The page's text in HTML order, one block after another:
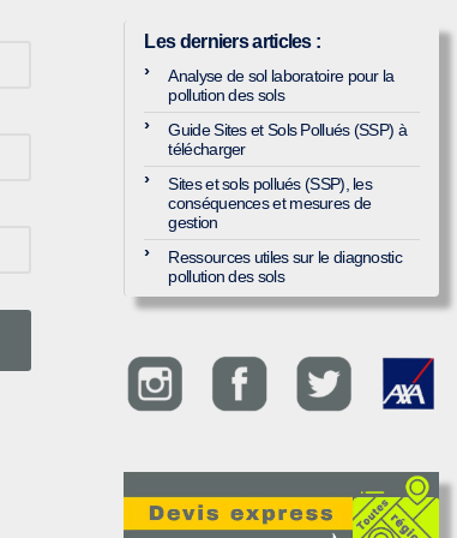
Les derniers articles :
Analyse de sol laboratoire pour la
pollution des sols
Guide Sites et Sols Pollués (SSP) à
télécharger
Sites et sols pollués (SSP), les
conséquences et mesures de
gestion
Ressources utiles sur le diagnostic
pollution des sols